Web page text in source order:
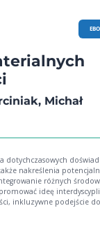
Michał
nakreślenia
różnych
ideę
inkluzywne podejście